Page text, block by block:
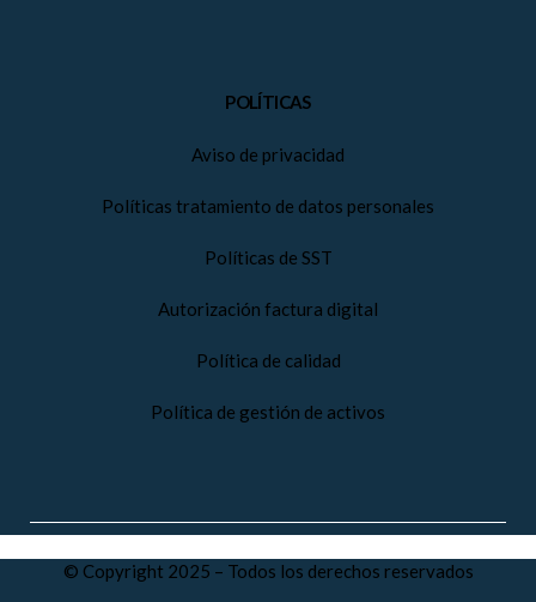
POLÍTICAS
Aviso de privacidad
Políticas tratamiento de datos personales
Políticas de SST
Autorización factura digital
Política de calidad
Política de gestión de activos
© Copyright 2025 – Todos los derechos reservados